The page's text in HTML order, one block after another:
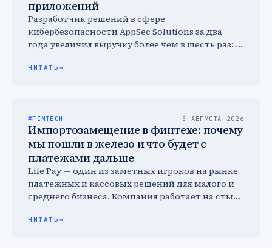
приложений
Разработчик решений в сфере
кибербезопасности AppSec Solutions за два
года увеличил выручку более чем в шесть раз: с
ЧИТАТЬ→
#FINTECH 5 АВГУСТА 2026
Импортозамещение в финтехе: почему
мы пошли в железо и что будет с
платежами дальше
Life Pay — один из заметных игроков на рынке
платежных и кассовых решений для малого и
среднего бизнеса. Компания работает на стыке
ЧИТАТЬ→